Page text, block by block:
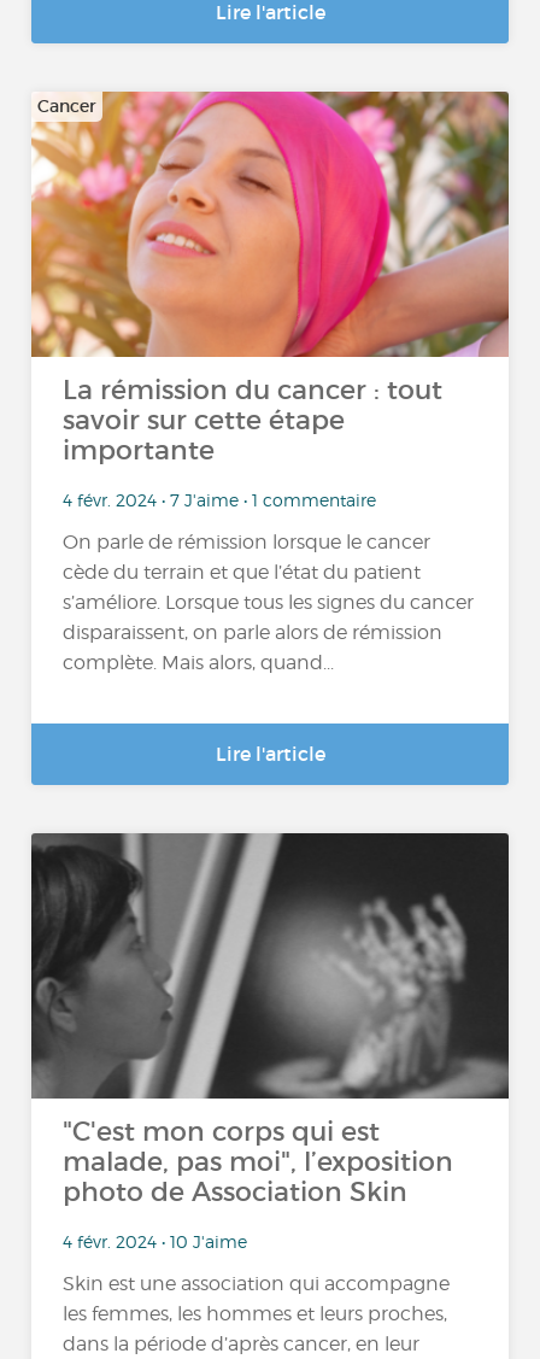
Lire l'article
Cancer
La rémission du cancer : tout
savoir sur cette étape
importante
4 févr. 2024 • 7 J'aime • 1 commentaire
On parle de rémission lorsque le cancer
cède du terrain et que l’état du patient
s’améliore. Lorsque tous les signes du cancer
disparaissent, on parle alors de rémission
complète. Mais alors, quand...
Lire l'article
"C'est mon corps qui est
malade, pas moi", l’exposition
photo de Association Skin
4 févr. 2024 • 10 J'aime
Skin est une association qui accompagne
les femmes, les hommes et leurs proches,
dans la période d’après cancer, en leur